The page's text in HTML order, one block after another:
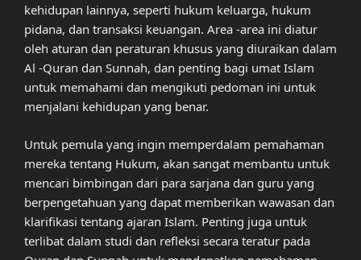
kehidupan lainnya, seperti hukum keluarga, hukum
pidana, dan transaksi keuangan. Area -area ini diatur
oleh aturan dan peraturan khusus yang diuraikan dalam
Al -Quran dan Sunnah, dan penting bagi umat Islam
untuk memahami dan mengikuti pedoman ini untuk
menjalani kehidupan yang benar.
Untuk pemula yang ingin memperdalam pemahaman
mereka tentang Hukum, akan sangat membantu untuk
mencari bimbingan dari para sarjana dan guru yang
berpengetahuan yang dapat memberikan wawasan dan
klarifikasi tentang ajaran Islam. Penting juga untuk
terlibat dalam studi dan refleksi secara teratur pada